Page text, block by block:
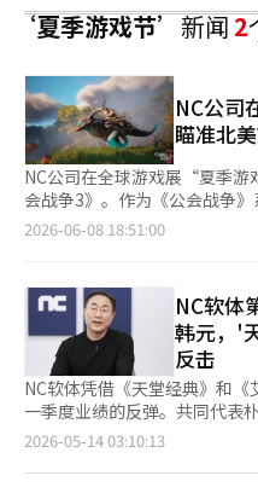
‘夏季游戏节’新闻2
NC公司
瞄准北
NC公司在全球游戏展“夏季
会战争3》。作为《公会战争
中，计划于明年秋季开始公测
2》发布以来的首个官方续作
本。 《公会战争3》将通过
在全球市场服务，计划于明年
语。 ArenaNet工作室负责人
表示：“《公会战争3》将成为
型的新转折点，我们的目标是
性的在线世界，提供全新的游
故事空间。” NC公司计划在今
进一步拓展全球市场，特别是
2026-06-08 18:51:00
NC软体
韩元，'
反击
NC软体凭借《天堂经典》和
一季度业绩的反弹。共同代表
将超过2.5万亿韩元，并计划在明年推
元，营业利润为1133亿韩元，
2026-05-14 03:10:13
页